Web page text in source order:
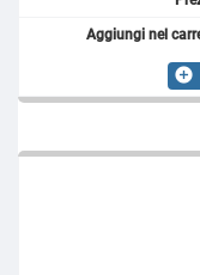
add_circle